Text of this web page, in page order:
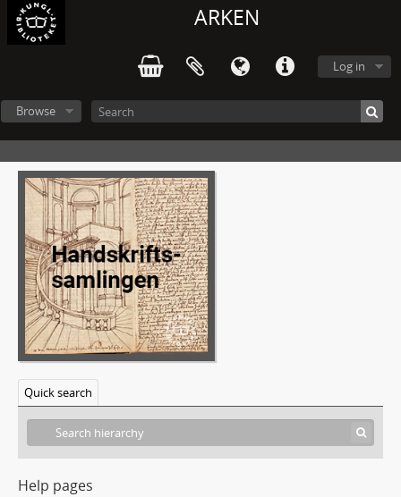
ARKEN
Log in
Browse
Quick search
Help pages